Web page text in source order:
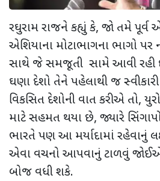
રઘુરામ રાજને કહ્યું કે, જો તમે પૂર્વ
એશિયાના મોટાભાગના ભાગો પર
સાથે જે સમજૂતી સામે આવી રહી
ઘણા દેશો તેને પહેલાથી જ
વિકસિત દેશોની વાત કરીએ તો,
માટે સહમત થયા છે, જ્યારે
ભારતે પણ આ મર્યાદામાં રહેવાનું
એવા વચનો આપવાનું ટાળવું જોઈએ
બોજ વધી શકે.